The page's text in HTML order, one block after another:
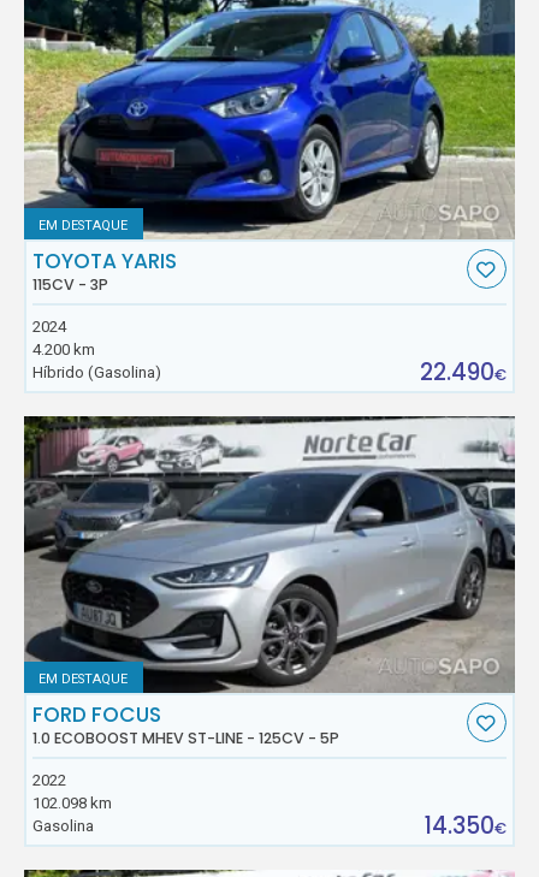
EM DESTAQUE
TOYOTA YARIS
115CV - 3P
2024
4.200 km
Híbrido (Gasolina)
22.490€
EM DESTAQUE
FORD FOCUS
1.0 ECOBOOST MHEV ST-LINE - 125CV - 5P
2022
102.098 km
Gasolina
14.350€